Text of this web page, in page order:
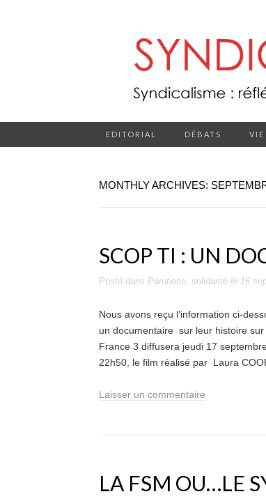
EDITORIAL DÉBATS VIE
MONTHLY ARCHIVES:
SCOP TI : UN
Posté dans Parutions, solidarité le 16
Nous avons reçu l’information ci-
un documentaire sur leur histoire
France 3 diffusera jeudi 17
22h50, le film réalisé par Laura
Laisser un commentaire
LA FSM OU…LE